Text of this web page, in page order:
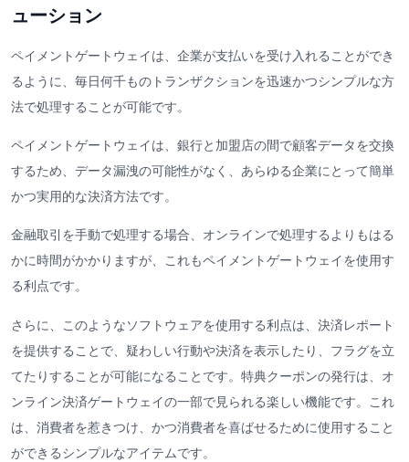
ューション
ペイメントゲートウェイは、企業が支払いを受け入れることができ
るように、毎日何千ものトランザクションを迅速かつシンプルな方
法で処理することが可能です。
ペイメントゲートウェイは、銀行と加盟店の間で顧客データを交換
するため、データ漏洩の可能性がなく、あらゆる企業にとって簡単
かつ実用的な決済方法です。
金融取引を手動で処理する場合、オンラインで処理するよりもはる
かに時間がかかりますが、これもペイメントゲートウェイを使用す
る利点です。
さらに、このようなソフトウェアを使用する利点は、決済レポート
を提供することで、疑わしい行動や決済を表示したり、フラグを立
てたりすることが可能になることです。特典クーポンの発行は、オ
ンライン決済ゲートウェイの一部で見られる楽しい機能です。これ
は、消費者を惹きつけ、かつ消費者を喜ばせるために使用すること
ができるシンプルなアイテムです。